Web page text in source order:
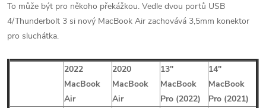
To může být pro někoho překážkou. Vedle dvou portů USB
4/Thunderbolt 3 si nový MacBook Air zachovává 3,5mm konektor
pro sluchátka.
2022
MacBook
Air
2020
MacBook
Air
13″
MacBook
Pro (2022)
14″
MacBook
Pro (2021)